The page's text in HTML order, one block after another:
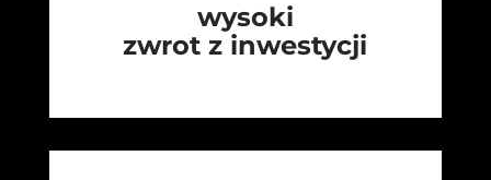
wysoki
zwrot z inwestycji